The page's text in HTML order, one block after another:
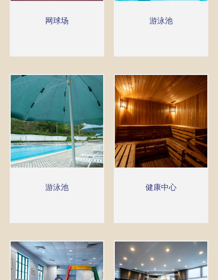
网球场 游泳池
游泳池 健康中心